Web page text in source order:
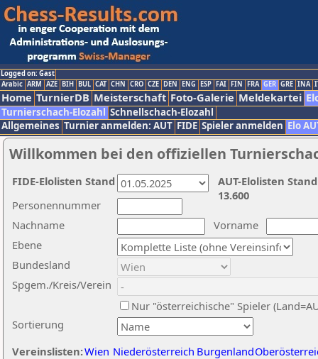
Logged on: Gast
Arabic ARM AZE BIH BUL CAT CHN CRO CZE DEN ENG ESP FAI FIN FRA GER GRE INA
Home TurnierDB Meisterschaft Foto-Galerie Meldekartei
Turnierschach-Elozahl Schnellschach-Elozahl
Allgemeines Turnier anmelden: AUT FIDE Spieler anmelden Elo
Willkommen bei den offiziellen
Nachname
Vorname
Ebene
Sortierung
Personennummer
Bundesland
Spgem./Kreis/Verein
Nur "österreichische" Spieler
Vereinslisten:Wien Niederösterreich Burgenland
AUT-Elolisten
13.600
FIDE-Elolisten Stand